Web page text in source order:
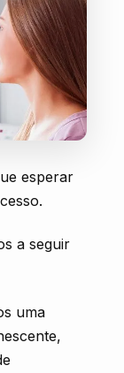
esperar
a seguir
uma